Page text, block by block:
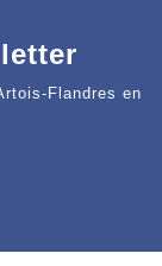
Flandres en